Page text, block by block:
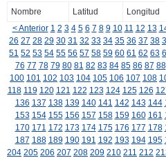
Nombre Latitud Longitud
< Anterior 1 2 3 4 5 6 7 8 9 10 11 12 13
26 27 28 29 30 31 32 33 34 35 36 37 38
51 52 53 54 55 56 57 58 59 60 61 62 63
76 77 78 79 80 81 82 83 84 85 86 87 88
100 101 102 103 104 105 106 107 108
118 119 120 121 122 123 124 125 126
136 137 138 139 140 141 142 143 144
153 154 155 156 157 158 159 160 161
170 171 172 173 174 175 176 177 178
187 188 189 190 191 192 193 194 195
204 205 206 207 208 209 210 211 212